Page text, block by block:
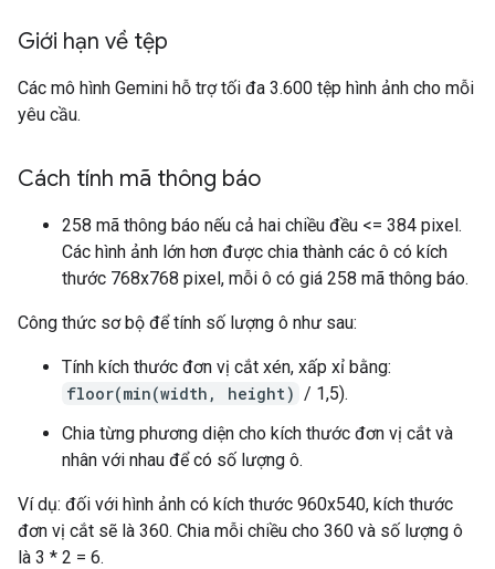
Giới hạn về tệp
Các mô hình Gemini hỗ trợ tối đa 3.600 tệp hình ảnh cho mỗi
yêu cầu.
Cách tính mã thông báo
258 mã thông báo nếu cả hai chiều đều <= 384 pixel.
Các hình ảnh lớn hơn được chia thành các ô có kích
thước 768x768 pixel, mỗi ô có giá 258 mã thông báo.
Công thức sơ bộ để tính số lượng ô như sau:
Tính kích thước đơn vị cắt xén, xấp xỉ bằng:
floor(min(width, height) / 1,5).
Chia từng phương diện cho kích thước đơn vị cắt và
nhân với nhau để có số lượng ô.
Ví dụ: đối với hình ảnh có kích thước 960x540, kích thước
đơn vị cắt sẽ là 360. Chia mỗi chiều cho 360 và số lượng ô
là 3 * 2 = 6.